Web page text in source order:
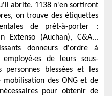
abrite. 1138 n'en sortiront
on trouve des étiquettes
de prêt-à-porter :
Extenso (Auchan), C&A...
donneurs d'ordre à
de leurs sous-
blessées et les
des ONG et de
pour obtenir de